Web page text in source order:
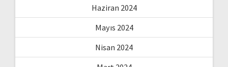
Haziran 2024
Mayıs 2024
Nisan 2024